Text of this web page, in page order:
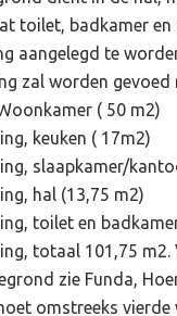
toilet, badkamer
aangelegd te
zal worden gevoed
( 50 m2)
keuken ( 17m2)
slaapkamer/
hal (13,75 m2)
toilet en
totaal 101,75 m2.
zie Funda,
omstreeks vierde